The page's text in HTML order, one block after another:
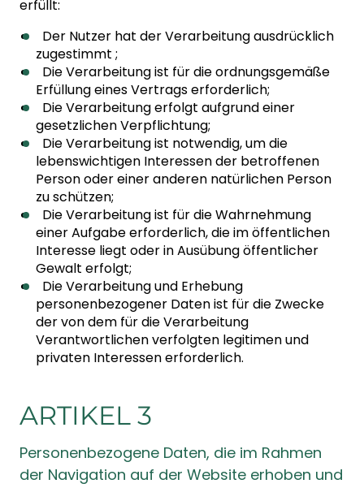
erfüllt:
Der Nutzer hat der Verarbeitung ausdrücklich
zugestimmt ;
Die Verarbeitung ist für die ordnungsgemäße
Erfüllung eines Vertrags erforderlich;
Die Verarbeitung erfolgt aufgrund einer
gesetzlichen Verpflichtung;
Die Verarbeitung ist notwendig, um die
lebenswichtigen Interessen der betroffenen
Person oder einer anderen natürlichen Person
zu schützen;
Die Verarbeitung ist für die Wahrnehmung
einer Aufgabe erforderlich, die im öffentlichen
Interesse liegt oder in Ausübung öffentlicher
Gewalt erfolgt;
Die Verarbeitung und Erhebung
personenbezogener Daten ist für die Zwecke
der von dem für die Verarbeitung
Verantwortlichen verfolgten legitimen und
privaten Interessen erforderlich.
ARTIKEL 3
Personenbezogene Daten, die im Rahmen
der Navigation auf der Website erhoben und